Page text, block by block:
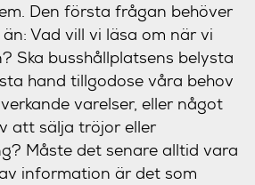
Den första frågan behöver
Vad vill vi läsa om när vi
Ska busshållplatsens belysta
hand tillgodose våra behov
varelser, eller något
att sälja tröjor eller
Måste det senare alltid vara
information är det som